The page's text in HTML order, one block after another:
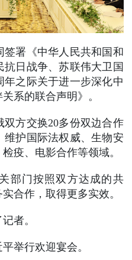
签署《中华人民共和国和
日战争、苏联伟大卫国
年之际关于进一步深化中
系的联合声明》。
方交换20多份双边合作
护国际法权威、生物安
疫、电影合作等领域。
部门按照双方达成的共
合作，取得更多实效。
者。
举行欢迎宴会。